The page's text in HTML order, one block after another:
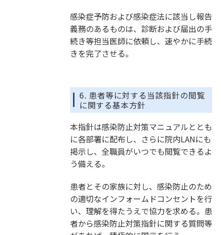
感染症予防および感染症法に該当し報告
義務のあるものは、診断および届出の手
続き等担当医師に依頼し、速やかに手続
きを完了させる。
6. 患者等に対する当該指針の閲覧
に関する基本方針
本指針は感染防止対策マニュアルととも
に各部署に配布し、さらに院内LANにも
掲示し、全職員がいつでも閲覧できるよ
う備える。
患者とその家族に対し、感染防止のため
の適切なインフォームドコンセントを行
い、理解を得たうえで協力を求める。患
者から感染防止対策指針に関する質問等